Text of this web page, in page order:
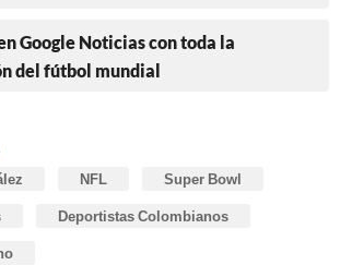
Google Noticias con toda la
del fútbol mundial
NFL Super Bowl
Deportistas Colombianos